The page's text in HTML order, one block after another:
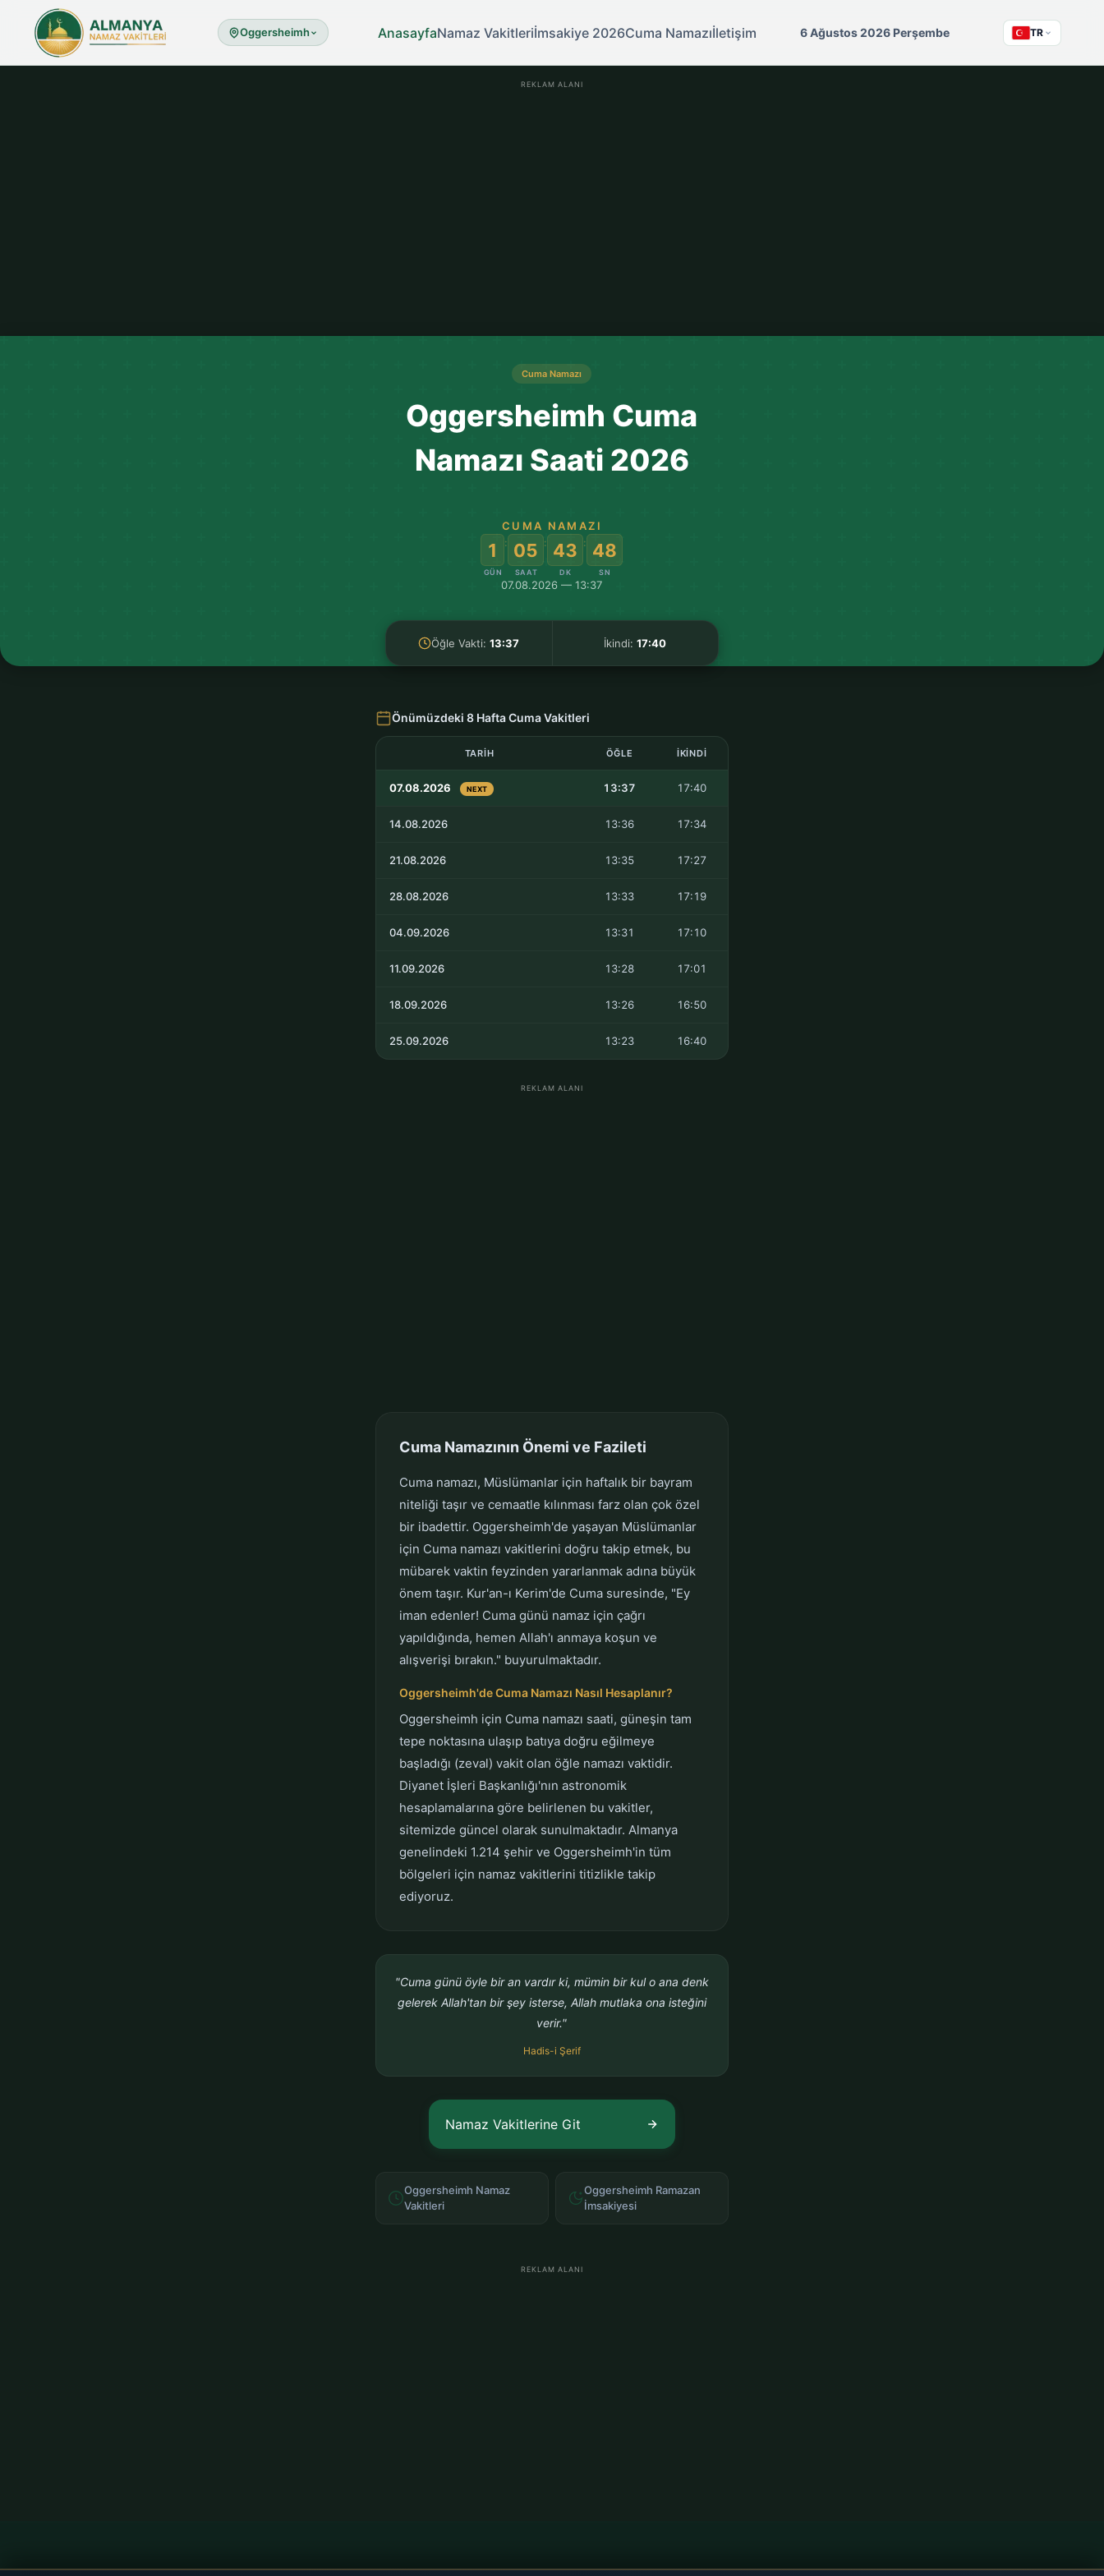
Oggersheimh AnasayfaNamaz Vakitleriİmsakiye 2026Cuma Namazıİletişim 6 Ağustos 2026 Perşembe TR
REKLAM ALANI
Cuma Namazı
Oggersheimh Cuma
Namazı Saati 2026
CUMA NAMAZI
1
GÜN
: 05
SAAT
: 43
DK
: 47
SN
07.08.2026 — 13:37
Öğle Vakti:13:37 İkindi:17:40
Önümüzdeki 8 Hafta Cuma Vakitleri
TARIH ÖĞLE İKINDI
07.08.2026 NEXT 13:37 17:40
14.08.2026 13:36 17:34
21.08.2026 13:35 17:27
28.08.2026 13:33 17:19
04.09.2026 13:31 17:10
11.09.2026 13:28 17:01
18.09.2026 13:26 16:50
25.09.2026 13:23 16:40
REKLAM ALANI
Cuma Namazının Önemi ve Fazileti
Cuma namazı, Müslümanlar için haftalık bir bayram
niteliği taşır ve cemaatle kılınması farz olan çok özel
bir ibadettir. Oggersheimh'de yaşayan Müslümanlar
için Cuma namazı vakitlerini doğru takip etmek, bu
mübarek vaktin feyzinden yararlanmak adına büyük
önem taşır. Kur'an-ı Kerim'de Cuma suresinde, "Ey
iman edenler! Cuma günü namaz için çağrı
yapıldığında, hemen Allah'ı anmaya koşun ve
alışverişi bırakın." buyurulmaktadır.
Oggersheimh'de Cuma Namazı Nasıl Hesaplanır?
Oggersheimh için Cuma namazı saati, güneşin tam
tepe noktasına ulaşıp batıya doğru eğilmeye
başladığı (zeval) vakit olan öğle namazı vaktidir.
Diyanet İşleri Başkanlığı'nın astronomik
hesaplamalarına göre belirlenen bu vakitler,
sitemizde güncel olarak sunulmaktadır. Almanya
genelindeki 1.214 şehir ve Oggersheimh'in tüm
bölgeleri için namaz vakitlerini titizlikle takip
ediyoruz.
"Cuma günü öyle bir an vardır ki, mümin bir kul o ana denk
gelerek Allah'tan bir şey isterse, Allah mutlaka ona isteğini
verir."
Hadis-i Şerif
Namaz Vakitlerine Git
Oggersheimh Namaz
Vakitleri
Oggersheimh Ramazan
İmsakiyesi
REKLAM ALANI